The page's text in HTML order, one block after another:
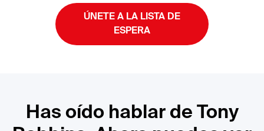
ÚNETE A LA LISTA DE
ESPERA
Has oído hablar de Tony